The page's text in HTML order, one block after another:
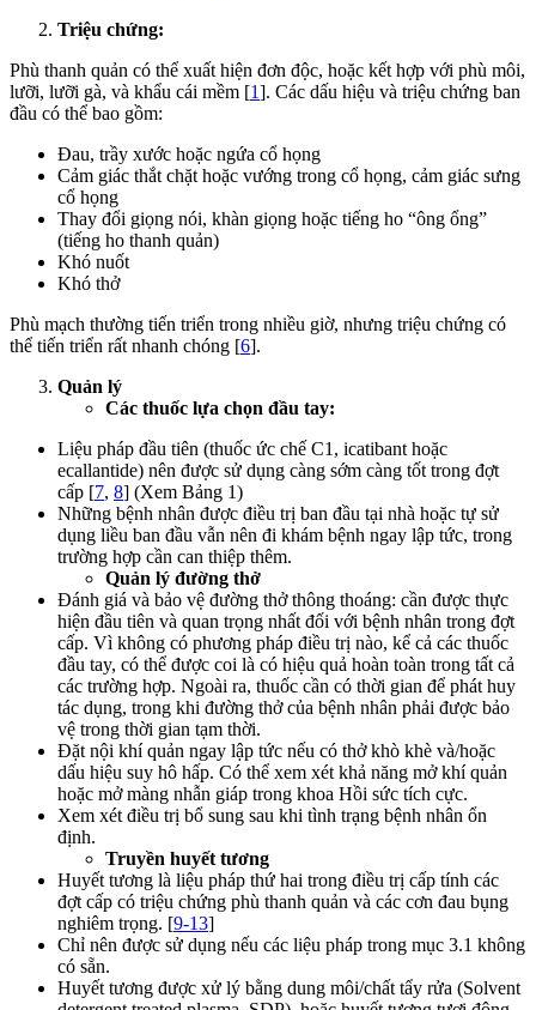
Triệu chứng:
Phù thanh quản có thể xuất hiện đơn độc, hoặc kết hợp với phù môi,
lưỡi, lưỡi gà, và khẩu cái mềm [1]. Các dấu hiệu và triệu chứng ban
đầu có thể bao gồm:
Đau, trầy xước hoặc ngứa cổ họng
Cảm giác thắt chặt hoặc vướng trong cổ họng, cảm giác sưng
cổ họng
Thay đổi giọng nói, khàn giọng hoặc tiếng ho “ông ổng”
(tiếng ho thanh quản)
Khó nuốt
Khó thở
Phù mạch thường tiến triển trong nhiều giờ, nhưng triệu chứng có
thể tiến triển rất nhanh chóng [6].
Quản lý
Các thuốc lựa chọn đầu tay:
Liệu pháp đầu tiên (thuốc ức chế C1, icatibant hoặc
ecallantide) nên được sử dụng càng sớm càng tốt trong đợt
cấp [7, 8] (Xem Bảng 1)
Những bệnh nhân được điều trị ban đầu tại nhà hoặc tự sử
dụng liều ban đầu vẫn nên đi khám bệnh ngay lập tức, trong
trường hợp cần can thiệp thêm.
Quản lý đường thở
Đánh giá và bảo vệ đường thở thông thoáng: cần được thực
hiện đầu tiên và quan trọng nhất đối với bệnh nhân trong đợt
cấp. Vì không có phương pháp điều trị nào, kể cả các thuốc
đầu tay, có thể được coi là có hiệu quả hoàn toàn trong tất cả
các trường hợp. Ngoài ra, thuốc cần có thời gian để phát huy
tác dụng, trong khi đường thở của bệnh nhân phải được bảo
vệ trong thời gian tạm thời.
Đặt nội khí quản ngay lập tức nếu có thở khò khè và/hoặc
dấu hiệu suy hô hấp. Có thể xem xét khả năng mở khí quản
hoặc mở màng nhẫn giáp trong khoa Hồi sức tích cực.
Xem xét điều trị bổ sung sau khi tình trạng bệnh nhân ổn
định.
Truyền huyết tương
Huyết tương là liệu pháp thứ hai trong điều trị cấp tính các
đợt cấp có triệu chứng phù thanh quản và các cơn đau bụng
nghiêm trọng. [9-13]
Chỉ nên được sử dụng nếu các liệu pháp trong mục 3.1 không
có sẵn.
Huyết tương được xử lý bằng dung môi/chất tẩy rửa (Solvent